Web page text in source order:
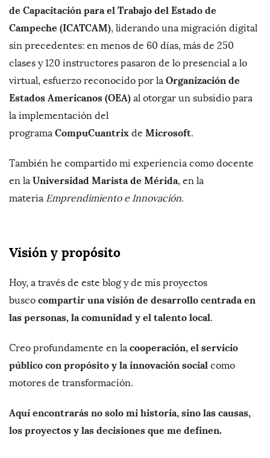
de Capacitación para el Trabajo del Estado de
Campeche (ICATCAM), liderando una migración digital
sin precedentes: en menos de 60 días, más de 250
clases y 120 instructores pasaron de lo presencial a lo
virtual, esfuerzo reconocido por la Organización de
Estados Americanos (OEA) al otorgar un subsidio para
la implementación del
programa CompuCuantrix de Microsoft.
También he compartido mi experiencia como docente
en la Universidad Marista de Mérida, en la
materia Emprendimiento e Innovación.
Visión y propósito
Hoy, a través de este blog y de mis proyectos
busco compartir una visión de desarrollo centrada en
las personas, la comunidad y el talento local.
Creo profundamente en la cooperación, el servicio
público con propósito y la innovación social como
motores de transformación.
Aquí encontrarás no solo mi historia, sino las causas,
los proyectos y las decisiones que me definen.